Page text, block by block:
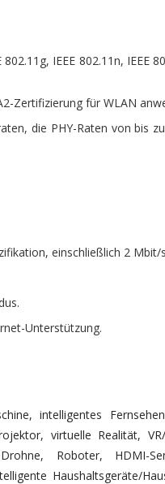
IEEE 802.11n, IEEE
Zertifizierung für WLAN
die PHY-Raten von bis
einschließlich 2
Unterstützung.
intelligentes
virtuelle Realität,
Roboter, HDMI-
Haushaltsgeräte/